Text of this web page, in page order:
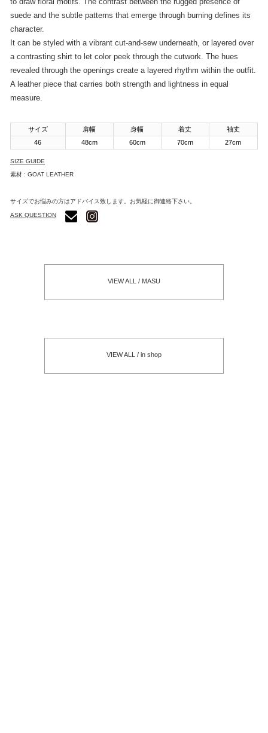
suede and the subtle patterns that emerge through burning defines its
character.
It can be styled with a vibrant cut-and-sew underneath, or layered over
a contrasting shirt to let color peek through the cutwork. The hues
revealed through the openings create a layered rhythm within the outfit.
A leather piece that carries both strength and lightness in equal
measure.
サイズ 肩幅 身幅 着丈
袖丈
46
48cm 60cm 70cm 27cm
SIZE GUIDE
素材 : GOAT LEATHER
サイズでお悩みの方はアドバイス致します。お気軽に御連絡下さい。
ASK QUESTION
VIEW ALL / MASU
VIEW ALL / in shop